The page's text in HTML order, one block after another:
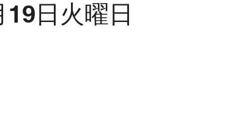
日火曜日